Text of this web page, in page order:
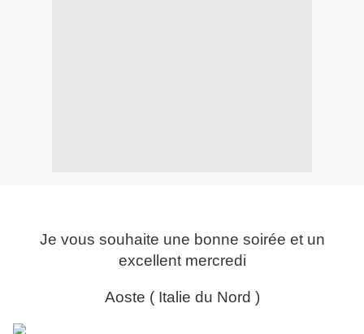
Je vous souhaite une bonne soirée et un
excellent mercredi
Aoste ( Italie du Nord )